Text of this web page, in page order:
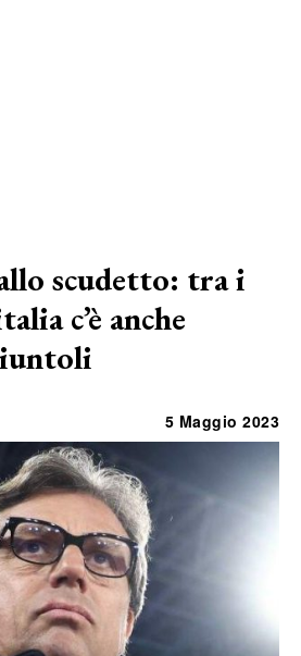
scudetto: tra i
c’è anche
5 Maggio 2023